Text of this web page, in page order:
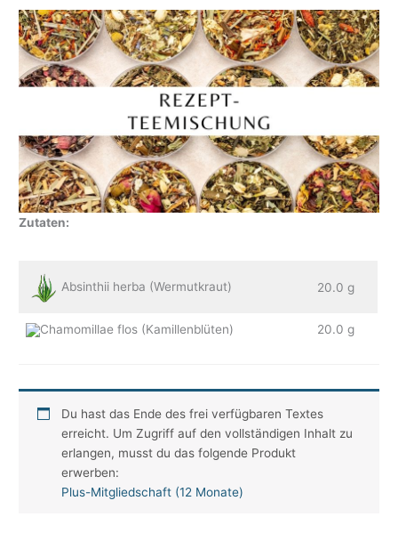
Zutaten:
Absinthii herba (Wermutkraut) 20.0 g
Chamomillae flos (Kamillenblüten) 20.0 g
Du hast das Ende des frei verfügbaren Textes
erreicht. Um Zugriff auf den vollständigen Inhalt zu
erlangen, musst du das folgende Produkt
erwerben:
Plus-Mitgliedschaft (12 Monate)